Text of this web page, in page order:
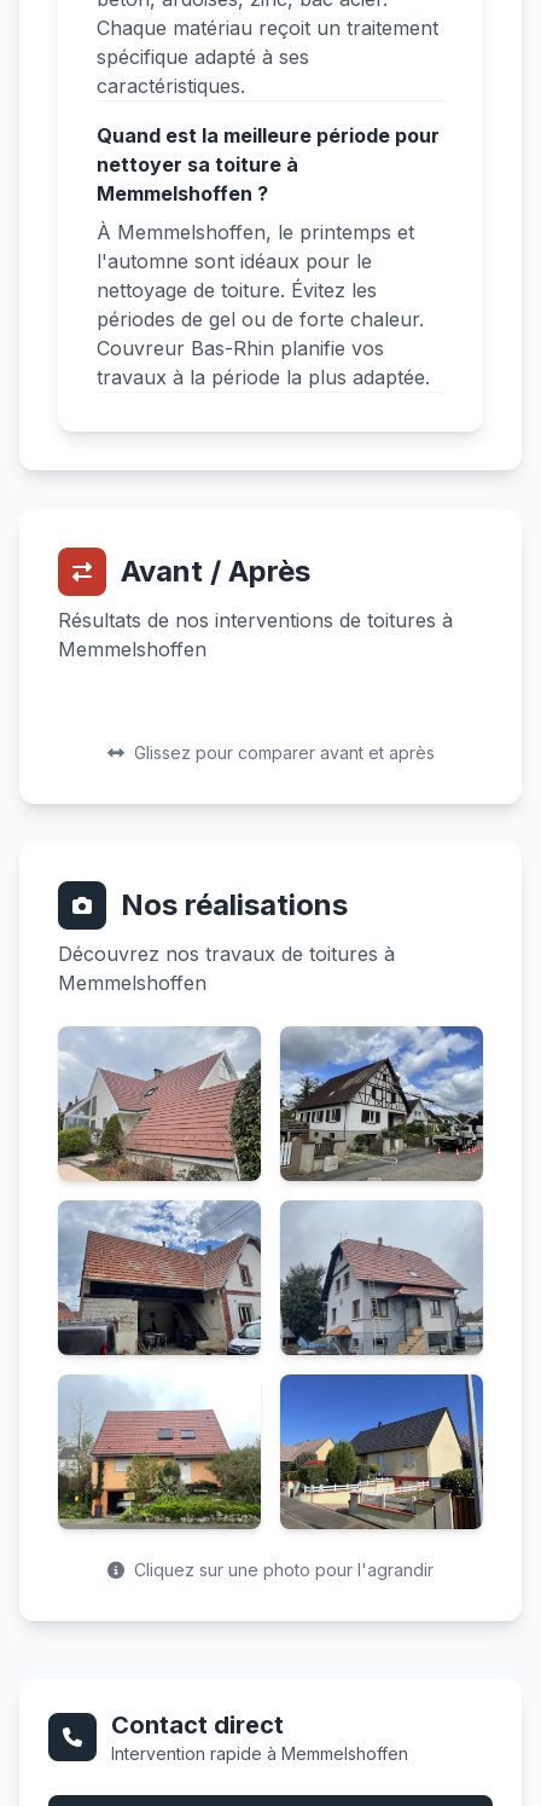
Chaque matériau reçoit un traitement
spécifique adapté à ses
caractéristiques.
Quand est la meilleure période pour
nettoyer sa toiture à
Memmelshoffen ?
À Memmelshoffen, le printemps et
l'automne sont idéaux pour le
nettoyage de toiture. Évitez les
périodes de gel ou de forte chaleur.
Couvreur Bas-Rhin planifie vos
travaux à la période la plus adaptée.
Avant / Après
Résultats de nos interventions de toitures à
Memmelshoffen
Avant
Après
Glissez pour comparer avant et après
Nos réalisations
Découvrez nos travaux de toitures à
Memmelshoffen
Cliquez sur une photo pour l'agrandir
Contact direct
Intervention rapide à Memmelshoffen